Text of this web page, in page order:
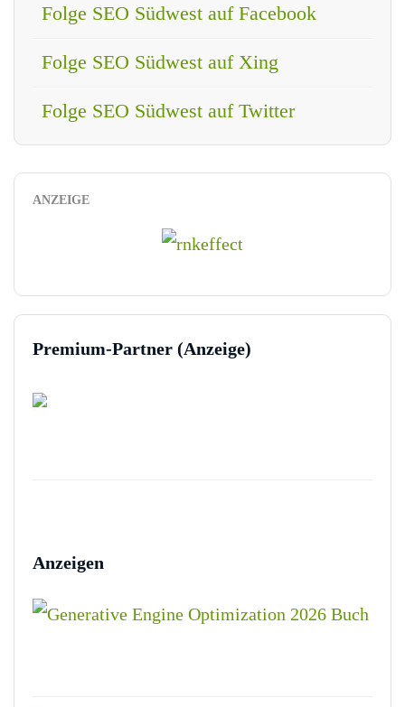
Folge SEO Südwest auf Facebook
Folge SEO Südwest auf Xing
Folge SEO Südwest auf Twitter
ANZEIGE
Premium-Partner (Anzeige)
Anzeigen